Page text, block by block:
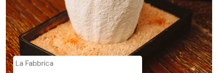
La Fabbrica